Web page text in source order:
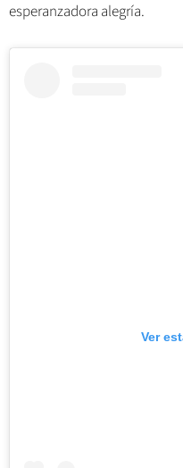
esperanzadora alegría.
Ver